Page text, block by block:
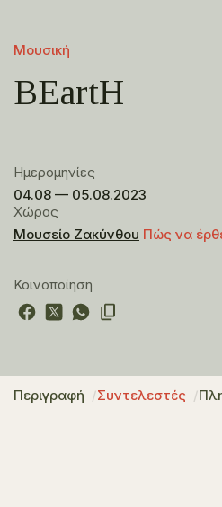
Μουσική
BEartH
Ημερομηνίες
04.08 — 05.08.2023
Χώρος
Μουσείο Ζακύνθου Πώς να
Κοινοποίηση
Περιγραφή Συντελεστές